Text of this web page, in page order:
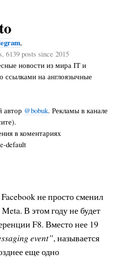
,
6139 posts since 2015
новости из мира IT и
ссылками на англоязычные
автор @bobuk. Рекламы в канале
в коментариях
default
не просто сменил
В этом году не будет
F8. Вместо нее 19
event”, называется
еще одно